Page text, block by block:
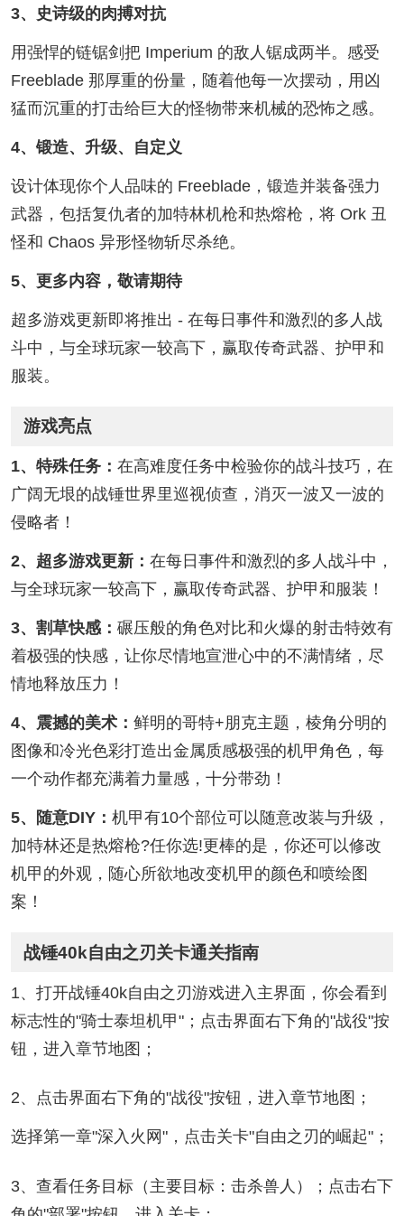
3、史诗级的肉搏对抗
用强悍的链锯剑把 Imperium 的敌人锯成两半。感受
Freeblade 那厚重的份量，随着他每一次摆动，用凶
猛而沉重的打击给巨大的怪物带来机械的恐怖之感。
4、锻造、升级、自定义
设计体现你个人品味的 Freeblade，锻造并装备强力
武器，包括复仇者的加特林机枪和热熔枪，将 Ork 丑
怪和 Chaos 异形怪物斩尽杀绝。
5、更多内容，敬请期待
超多游戏更新即将推出 - 在每日事件和激烈的多人战
斗中，与全球玩家一较高下，赢取传奇武器、护甲和
服装。
游戏亮点
1、特殊任务： 在高难度任务中检验你的战斗技巧，在
广阔无垠的战锤世界里巡视侦查，消灭一波又一波的
侵略者！
2、超多游戏更新： 在每日事件和激烈的多人战斗中，
与全球玩家一较高下，赢取传奇武器、护甲和服装！
3、割草快感： 碾压般的角色对比和火爆的射击特效有
着极强的快感，让你尽情地宣泄心中的不满情绪，尽
情地释放压力！
4、震撼的美术： 鲜明的哥特+朋克主题，棱角分明的
图像和冷光色彩打造出金属质感极强的机甲角色，每
一个动作都充满着力量感，十分带劲！
5、随意DIY： 机甲有10个部位可以随意改装与升级，
加特林还是热熔枪?任你选!更棒的是，你还可以修改
机甲的外观，随心所欲地改变机甲的颜色和喷绘图
案！
战锤40k自由之刃关卡通关指南
1、打开战锤40k自由之刃游戏进入主界面，你会看到
标志性的"骑士泰坦机甲"；点击界面右下角的"战役"按
钮，进入章节地图；
2、点击界面右下角的"战役"按钮，进入章节地图；
选择第一章"深入火网"，点击关卡"自由之刃的崛起"；
3、查看任务目标（主要目标：击杀兽人）；点击右下